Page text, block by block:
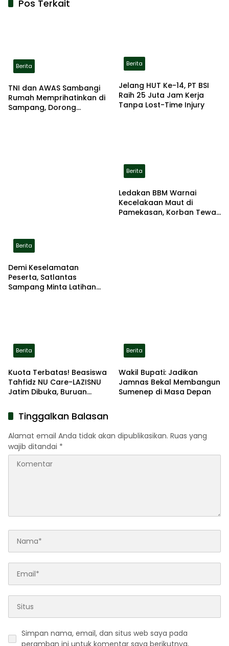
Pos Terkait
Berita
TNI dan AWAS Sambangi
Rumah Memprihatinkan di
Sampang, Dorong
Berita
Jelang HUT Ke-14, PT BSI
Raih 25 Juta Jam Kerja
Tanpa Lost-Time Injury
Berita
Demi Keselamatan
Peserta, Satlantas
Sampang Minta Latihan
Berita
Ledakan BBM Warnai
Kecelakaan Maut di
Pamekasan, Korban Tewas
Berita
Kuota Terbatas! Beasiswa
Tahfidz NU Care-LAZISNU
Jatim Dibuka, Buruan
Berita
Wakil Bupati: Jadikan
Jamnas Bekal Membangun
Sumenep di Masa Depan
Tinggalkan Balasan
Alamat email Anda tidak akan dipublikasikan. Ruas yang
wajib ditandai *
Simpan nama, email, dan situs web saya pada